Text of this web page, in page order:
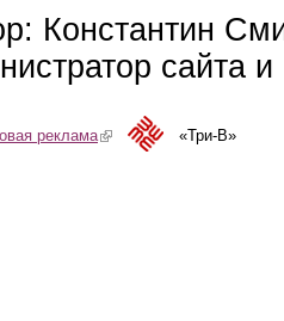
Константин
сайта
реклама(link is external)«Три-В»